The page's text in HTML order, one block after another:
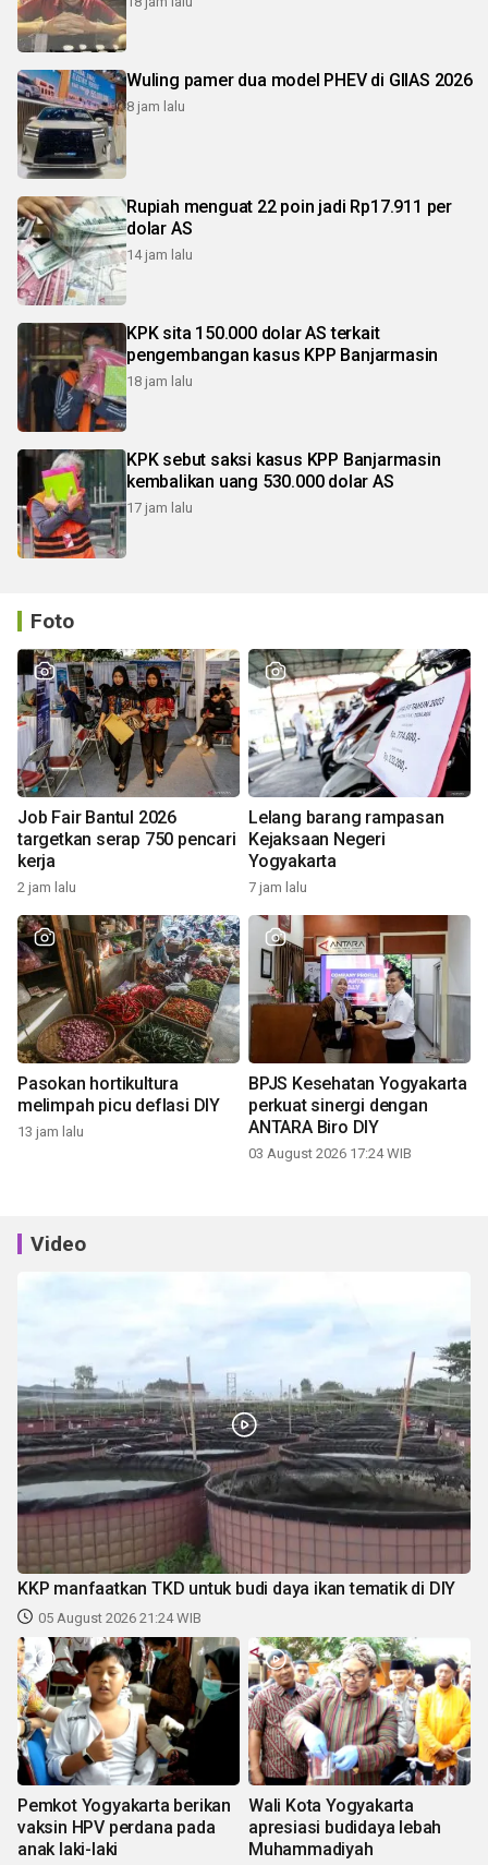
Wuling pamer dua model PHEV di GIIAS 2026
8 jam lalu
Rupiah menguat 22 poin jadi Rp17.911 per
dolar AS
14 jam lalu
KPK sita 150.000 dolar AS terkait
pengembangan kasus KPP Banjarmasin
18 jam lalu
KPK sebut saksi kasus KPP Banjarmasin
kembalikan uang 530.000 dolar AS
17 jam lalu
Foto
Job Fair Bantul 2026
targetkan serap 750 pencari
kerja
2 jam lalu
Lelang barang rampasan
Kejaksaan Negeri
Yogyakarta
7 jam lalu
Pasokan hortikultura
melimpah picu deflasi DIY
13 jam lalu
BPJS Kesehatan Yogyakarta
perkuat sinergi dengan
ANTARA Biro DIY
03 August 2026 17:24 WIB
Video
KKP manfaatkan TKD untuk budi daya ikan tematik di DIY
05 August 2026 21:24 WIB
Pemkot Yogyakarta berikan
vaksin HPV perdana pada
anak laki-laki
Wali Kota Yogyakarta
apresiasi budidaya lebah
Muhammadiyah